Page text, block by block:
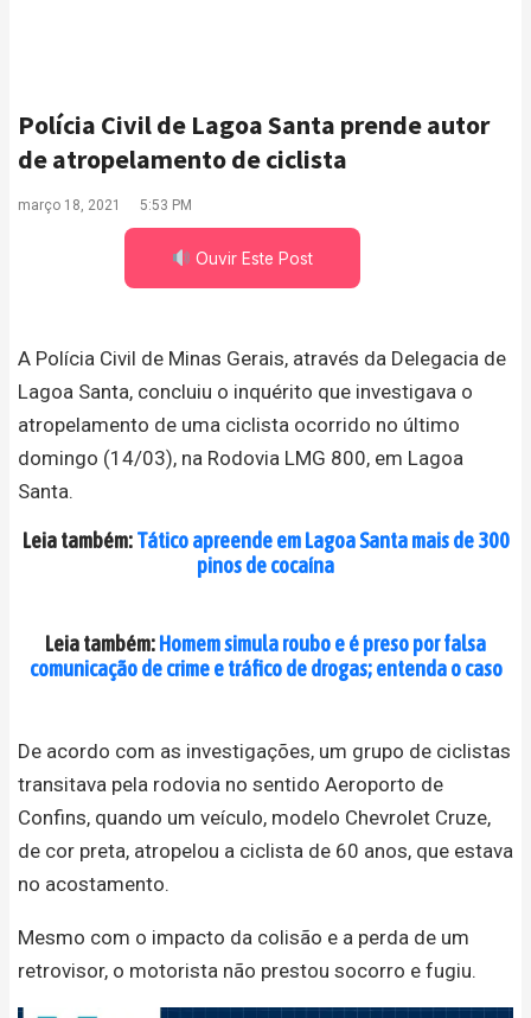
Polícia Civil de Lagoa Santa prende autor
de atropelamento de ciclista
março 18, 2021 5:53 PM
Ouvir Este Post
A Polícia Civil de Minas Gerais, através da Delegacia de
Lagoa Santa, concluiu o inquérito que investigava o
atropelamento de uma ciclista ocorrido no último
domingo (14/03), na Rodovia LMG 800, em Lagoa
Santa.
Leia também:Tático apreende em Lagoa Santa mais de 300
pinos de cocaína
Leia também:Homem simula roubo e é preso por falsa
comunicação de crime e tráfico de drogas; entenda o caso
De acordo com as investigações, um grupo de ciclistas
transitava pela rodovia no sentido Aeroporto de
Confins, quando um veículo, modelo Chevrolet Cruze,
de cor preta, atropelou a ciclista de 60 anos, que estava
no acostamento.
Mesmo com o impacto da colisão e a perda de um
retrovisor, o motorista não prestou socorro e fugiu.